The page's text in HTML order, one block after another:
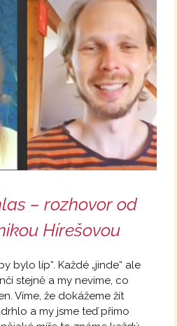
– rozhovor od
Hírešovou
bylo líp“. Každé „jinde“ ale
stejně a my nevíme, co
Víme, že dokážeme žít
a my jsme teď přímo